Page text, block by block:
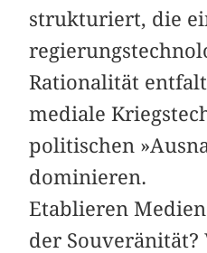
strukturiert, die
Rationalität
mediale
politischen
dominieren.
Etablieren
der Souveränität?